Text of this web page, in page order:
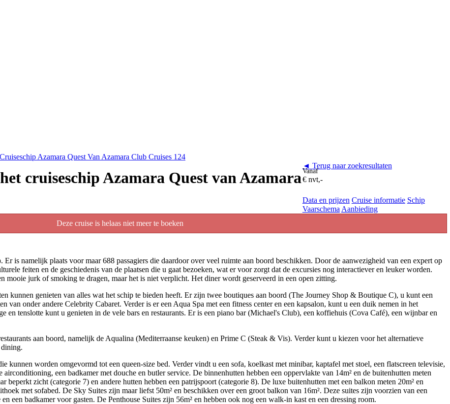
Azamara Quest Van Azamara Club Cruises 124
◄ Terug naar zoekresultaten
cruiseschip Azamara Quest van AzamaraVanaf
€ nvt,-
Data en prijzen Cruise informatie Schip
Vaarschema Aanbieding
Deze cruise is helaas niet meer te boeken
Er is namelijk plaats voor maar 688 passagiers die daardoor over veel ruimte aan boord beschikken. Door de aanwezigheid van een expert op
feiten en de geschiedenis van de plaatsen die u gaat bezoeken, wat er voor zorgt dat de excursies nog interactiever en leuker worden.
mooie jurk of smoking te dragen, maar het is niet verplicht. Het diner wordt geserveerd in een open zitting.
kunnen genieten van alles wat het schip te bieden heeft. Er zijn twee boutiques aan boord (The Journey Shop & Boutique C), u kunt een
van onder andere Celebrity Cabaret. Verder is er een Aqua Spa met een fitness center en een kapsalon, kunt u een duik nemen in het
en tenslotte kunt u genieten in de vele bars en restaurants. Er is een piano bar (Michael's Club), een koffiehuis (Cova Café), een wijnbar en
aan boord, namelijk de Aqualina (Mediterraanse keuken) en Prime C (Steak & Vis). Verder kunt u kiezen voor het alternatieve
kunnen worden omgevormd tot een queen-size bed. Verder vindt u een sofa, koelkast met minibar, kaptafel met stoel, een flatscreen televisie,
een badkamer met douche en butler service. De binnenhutten hebben een oppervlakte van 14m² en de buitenhutten meten
beperkt zicht (categorie 7) en andere hutten hebben een patrijspoort (categorie 8). De luxe buitenhutten met een balkon meten 20m² en
met sofabed. De Sky Suites zijn maar liefst 50m² en beschikken over een groot balkon van 16m². Deze suites zijn voorzien van een
een badkamer voor gasten. De Penthouse Suites zijn 56m² en hebben ook nog een walk-in kast en een dressing room.